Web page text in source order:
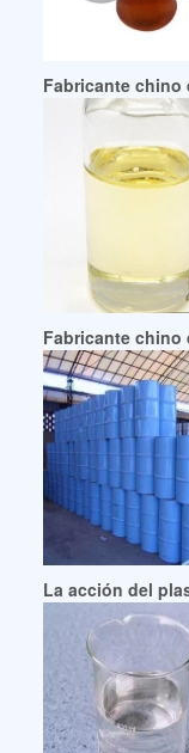
Fabricante
Fabricante chino
La acción del